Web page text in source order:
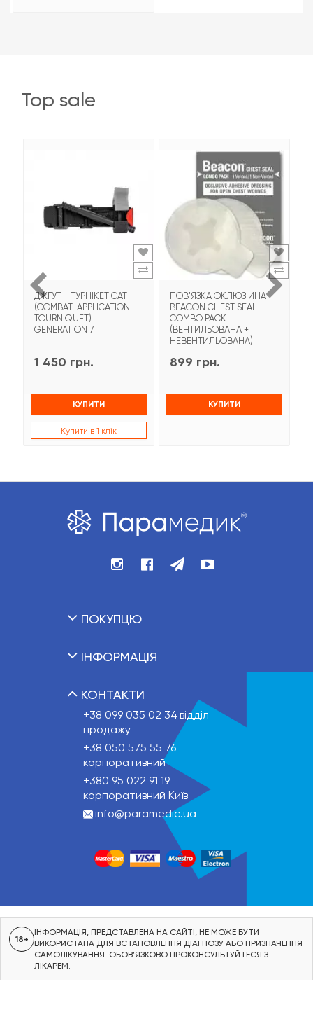
top sale
ДЖГУТ - ТУРНІКЕТ CAT
(COMBAT-APPLICATION-
TOURNIQUET)
GENERATION 7
1 450 грн.
КУПИТИ
Купити в 1 клік
ПОВ'ЯЗКА ОКЛЮЗІЙНА
BEACON CHEST SEAL
COMBO PACK
(ВЕНТИЛЬОВАНА +
НЕВЕНТИЛЬОВАНА)
899 грн.
КУПИТИ
ПОКУПЦЮ
ІНФОРМАЦІЯ
КОНТАКТИ
+38 099 035 02 34 відділ
продажу
+38 050 575 55 76
корпоративний
+380 95 022 91 19
корпоративний Київ
info@paramedic.ua
18+
ІНФОРМАЦІЯ, ПРЕДСТАВЛЕНА НА САЙТІ, НЕ МОЖЕ БУТИ
ВИКОРИСТАНА ДЛЯ ВСТАНОВЛЕННЯ ДІАГНОЗУ АБО ПРИЗНАЧЕННЯ
САМОЛІКУВАННЯ. ОБОВ’ЯЗКОВО ПРОКОНСУЛЬТУЙТЕСЯ З
ЛІКАРЕМ.